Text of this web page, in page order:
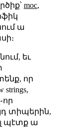
moc,
ա
եւ
որ
տիպերին,
պէտք ա